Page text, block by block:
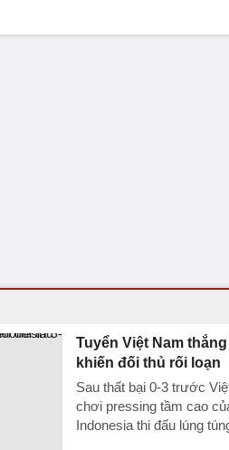
Tuyển Việt Nam
khiến đối thủ rối loạn
Sau thất bại 0-3 trước
chơi pressing tầm cao
Indonesia thi đấu lúng